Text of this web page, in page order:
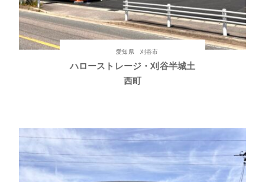
愛知県 刈谷市
ハローストレージ・刈谷半城土
西町